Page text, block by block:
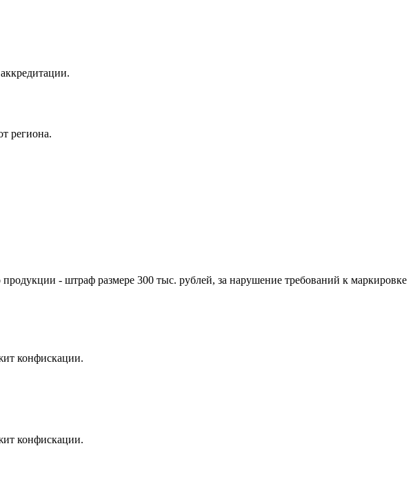
региона.
- штраф размере 300 тыс. рублей, за нарушение требований к маркировке
конфискации.
конфискации.